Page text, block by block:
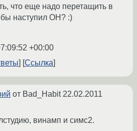
что еще надо перетащить в
наступил ОН? :)
+00:00
Ссылка
от Bad_Habit 22.02.2011
винамп и симс2.